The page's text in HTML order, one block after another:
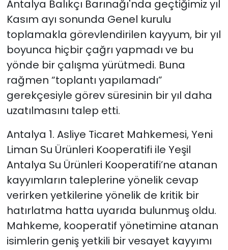
Antalya Balıkçı Barınağı'nda geçtiğimiz yıl
Kasım ayı sonunda Genel kurulu
toplamakla görevlendirilen kayyum, bir yıl
boyunca hiçbir çağrı yapmadı ve bu
yönde bir çalışma yürütmedi. Buna
rağmen “toplantı yapılamadı”
gerekçesiyle görev süresinin bir yıl daha
uzatılmasını talep etti.
Antalya 1. Asliye Ticaret Mahkemesi, Yeni
Liman Su Ürünleri Kooperatifi ile Yeşil
Antalya Su Ürünleri Kooperatifi’ne atanan
kayyımların taleplerine yönelik cevap
verirken yetkilerine yönelik de kritik bir
hatırlatma hatta uyarıda bulunmuş oldu.
Mahkeme, kooperatif yönetimine atanan
isimlerin geniş yetkili bir vesayet kayyımı